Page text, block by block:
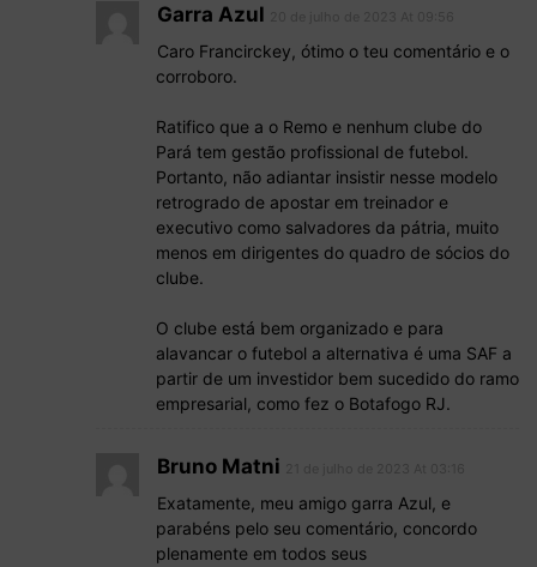
Garra Azul
Caro Francirckey, ótimo o teu comentário e o
corroboro.
Ratifico que a o Remo e nenhum clube do
Pará tem gestão profissional de futebol.
Portanto, não adiantar insistir nesse modelo
retrogrado de apostar em treinador e
executivo como salvadores da pátria, muito
menos em dirigentes do quadro de sócios do
clube.
O clube está bem organizado e para
alavancar o futebol a alternativa é uma SAF a
partir de um investidor bem sucedido do ramo
empresarial, como fez o Botafogo RJ.
Bruno Matni
Exatamente, meu amigo garra Azul, e
parabéns pelo seu comentário, concordo
plenamente em todos seus